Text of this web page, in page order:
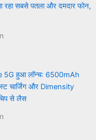
सबसे पतला और दमदार फोन,
5G हुआ लॉन्च: 6500mAh
चार्जिंग और Dimensity
से लैस